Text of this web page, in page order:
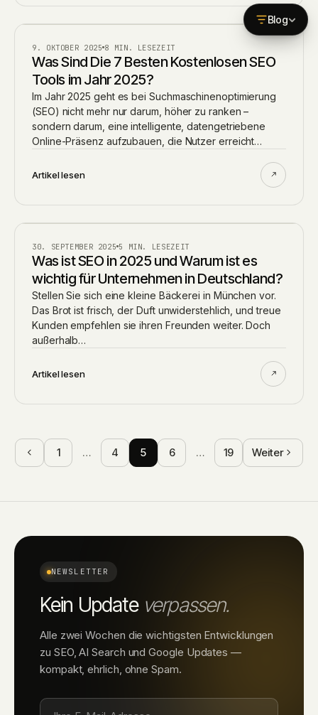
Blog
BLOG
9. OKTOBER 2025 8 MIN. LESEZEIT
Was Sind Die 7 Besten Kostenlosen SEO
Tools im Jahr 2025?
Im Jahr 2025 geht es bei Suchmaschinenoptimierung
(SEO) nicht mehr nur darum, höher zu ranken –
sondern darum, eine intelligente, datengetriebene
Online-Präsenz aufzubauen, die Nutzer erreicht…
Artikel lesen
BLOG
30. SEPTEMBER 2025 5 MIN. LESEZEIT
Was ist SEO in 2025 und Warum ist es
wichtig für Unternehmen in Deutschland?
Stellen Sie sich eine kleine Bäckerei in München vor.
Das Brot ist frisch, der Duft unwiderstehlich, und treue
Kunden empfehlen sie ihren Freunden weiter. Doch
außerhalb…
Artikel lesen
1 … 4 5 6 … 19 Weiter
NEWSLETTER
Kein Update verpassen.
Alle zwei Wochen die wichtigsten Entwicklungen
zu SEO, AI Search und Google Updates —
kompakt, ehrlich, ohne Spam.